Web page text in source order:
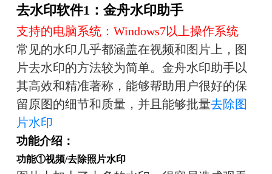
去水印软件1：金舟水印助手
支持的电脑系统：Windows7以上操作系统
常见的水印几乎都涵盖在视频和图片上，图
片去水印的方法较为简单。金舟水印助手以
其高效和精准著称，能够帮助用户很好的保
留原图的细节和质量，并且能够批量去除图
片水印
功能介绍：
功能①视频/去除照片水印